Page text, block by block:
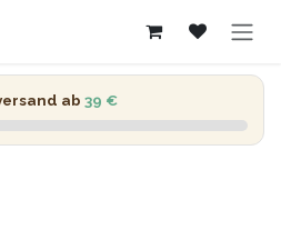
ab 39 €